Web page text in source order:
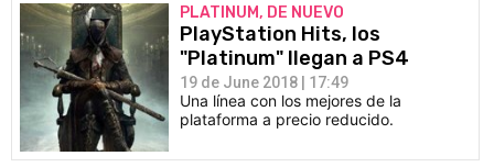
PLATINUM, DE NUEVO
PlayStation Hits, los
"Platinum" llegan a PS4
19 de June 2018 | 17:49
Una línea con los mejores de la
plataforma a precio reducido.